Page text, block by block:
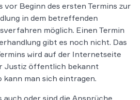
vor Beginn des ersten Termins zur
in dem betreffenden
möglich. Einen Termin
gibt es noch nicht. Das
wird auf der Internetseite
Justiz öffentlich bekannt
kann man sich eintragen.
auch oder sind die Ansprüche